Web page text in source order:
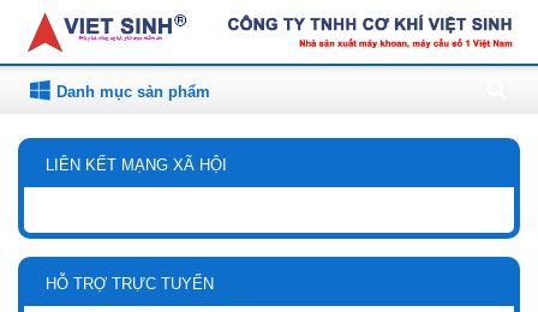
Danh mục sản phẩm
LIÊN KẾT MẠNG XÃ HỘI
HỖ TRỢ TRỰC TUYẾN